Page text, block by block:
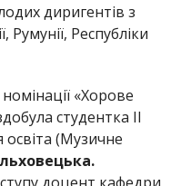
диригентів з
Румунії, Республіки
«Хорове
студентка ІІ
освіта (Музичне